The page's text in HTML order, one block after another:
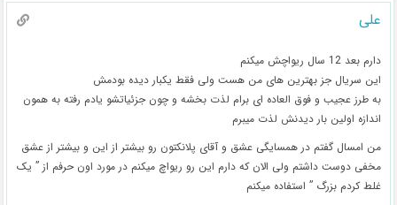
علی
دارم بعد 12 سال ریواچش میکنم
این سریال جز بهترین های من هست ولی فقط یکبار دیده بودمش
به طرز عجیب و فوق العاده ای برام لذت بخشه و چون جزئیاتشو یادم رفته به همون
اندازه اولین بار دیدنش لذت میبرم
من امسال گفتم در همسایگی عشق و آقای پلانکتون رو بیشتر از این و بیشتر از عشق
مخفی دوست داشتم ولی الان که دارم این رو ریواچ میکنم در مورد اون حرفم از ” یک
غلط کردم بزرگ ” استفاده میکنم